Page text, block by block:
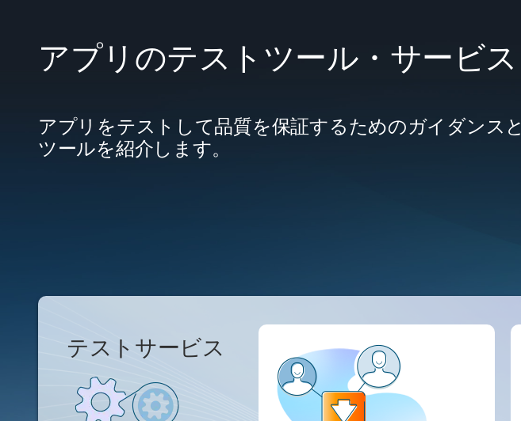
アプリのテストツール・サービス
アプリをテストして品質を保証するためのガイダンスと
ツールを紹介します。
テストサービス